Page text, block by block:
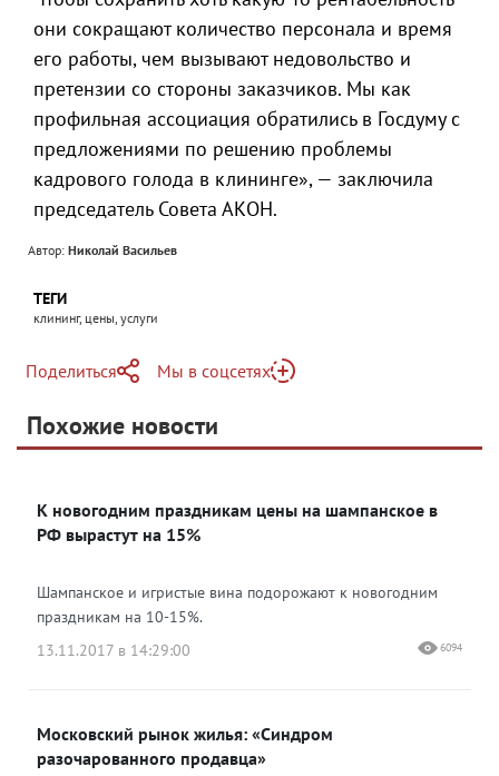
они сокращают количество персонала и время
его работы, чем вызывают недовольство и
претензии со стороны заказчиков. Мы как
профильная ассоциация обратились в Госдуму с
предложениями по решению проблемы
кадрового голода в клининге», — заключила
председатель Совета АКОН.
Автор: Николай Васильев
ТЕГИ
клининг, цены, услуги
Поделиться
Telegram
Одноклассники
Мы в соцсетях
Яндекс Дзен
Похожие новости
К новогодним праздникам цены на шампанское в
РФ вырастут на 15%
Шампанское и игристые вина подорожают к новогодним
праздникам на 10-15%.
13.11.2017 в 14:29:00
6094
Московский рынок жилья: «Синдром
разочарованного продавца»